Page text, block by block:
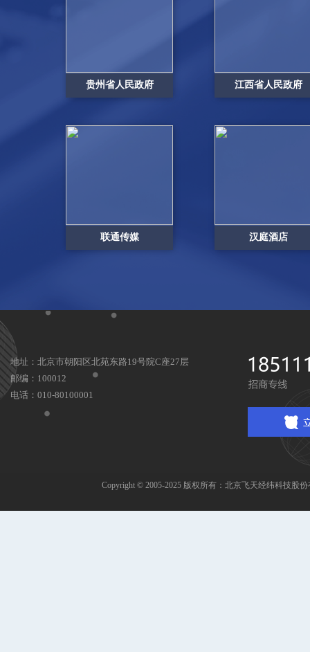
贵州省人民政府 江西省人民政府
联通传媒 汉庭酒店
地址：北京市朝阳区北苑东路19号院C座27层
邮编：100012
电话：010-80100001
Copyright © 2005-2025 版权所有：北京飞天经纬科技股